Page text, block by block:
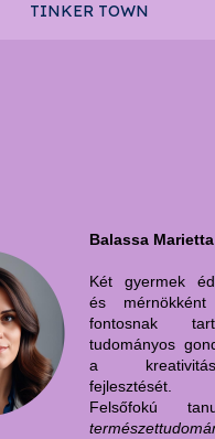
TINKER TOWN
Balassa Marietta
Két gyermek
és
fontosnak
tudományos
a
fejlesztését.
Felsőfokú